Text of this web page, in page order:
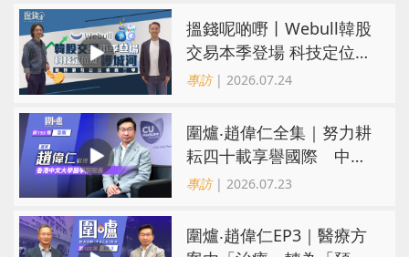
搵錢呢啲嘢丨Webull韓股
交易本季登場 科技定位成
護城河 冀登港互聯網券商
專訪| 2026.07.24
圍爐‧趙偉仁全集｜努力耕
耘四十載享譽國際 中大
醫學院致力醫療創科造福
專訪| 2026.07.23
圍爐‧趙偉仁EP3｜醫療方